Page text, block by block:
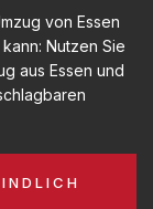
von Essen
Nutzen Sie
aus Essen und